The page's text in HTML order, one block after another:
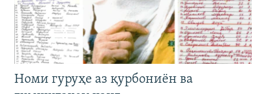
Номи гуруҳе аз қурбониён ва